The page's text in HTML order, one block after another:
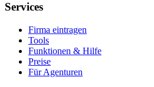
Services
Firma eintragen
Tools
Funktionen & Hilfe
Preise
Für Agenturen